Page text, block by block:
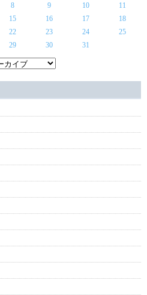
8 9 10
11
15 16 17
18
22 23 24
25
29 30 31